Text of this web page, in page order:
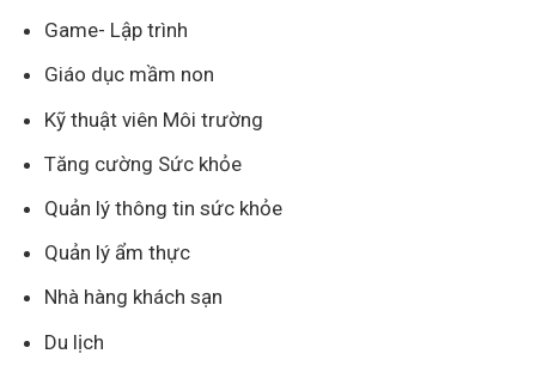
Game- Lập trình
Giáo dục mầm non
Kỹ thuật viên Môi trường
Tăng cường Sức khỏe
Quản lý thông tin sức khỏe
Quản lý ẩm thực
Nhà hàng khách sạn
Du lịch